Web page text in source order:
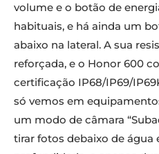
volume e o botão de
habituais, e há ainda um
abaixo na lateral. A sua
reforçada, e o Honor 600
certificação IP68/IP69/
só vemos em
um modo de câmara
tirar fotos debaixo de água